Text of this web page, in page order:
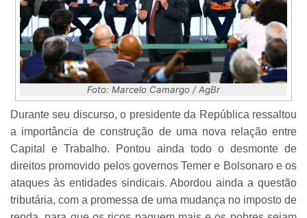
Foto: Marcelo Camargo / AgBr
Durante seu discurso, o presidente da República ressaltou
a importância de construção de uma nova relação entre
Capital e Trabalho. Pontou ainda todo o desmonte de
direitos promovido pelos governos Temer e Bolsonaro e os
ataques às entidades sindicais. Abordou ainda a questão
tributária, com a promessa de uma mudança no imposto de